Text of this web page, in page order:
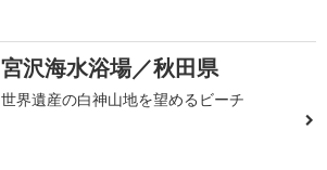
宮沢海水浴場／秋田県
世界遺産の白神山地を望めるビーチ